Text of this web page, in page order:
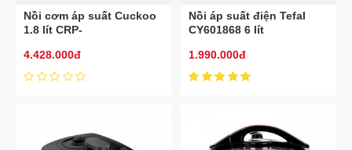
Nồi cơm áp suất Cuckoo
1.8 lít CRP-
4.428.000đ
Nồi áp suất điện Tefal
CY601868 6 lít
1.990.000đ